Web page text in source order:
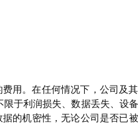
用。在任何情况下，公司及
于利润损失、数据丢失、设
的机密性，无论公司是否已